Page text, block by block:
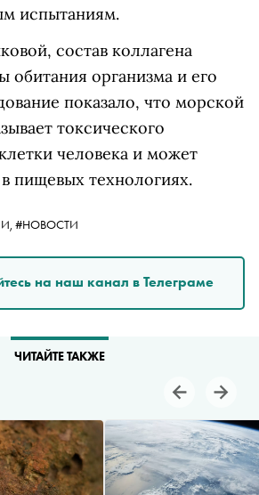
испытаниям.
состав коллагена
обитания организма и его
показало, что морской
токсического
человека и может
пищевых технологиях.
#НОВОСТИ
на наш канал в Телеграме
ЧИТАЙТЕ ТАКЖЕ